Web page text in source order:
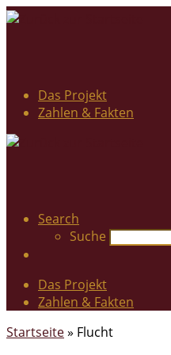
Das Projekt
Zahlen & Fakten
Search
Suche
Das Projekt
Zahlen & Fakten
Startseite» Flucht